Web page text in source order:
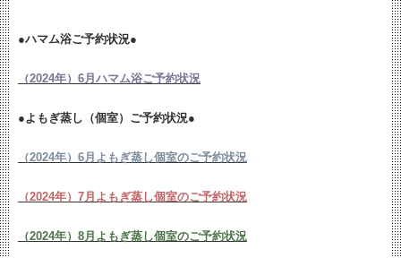
●ハマム浴ご予約状況●
（2024年）6月ハマム浴ご予約状況
●よもぎ蒸し（個室）ご予約状況●
（2024年）6月よもぎ蒸し個室のご予約状況
（2024年）7月よもぎ蒸し個室のご予約状況
（2024年）8月よもぎ蒸し個室のご予約状況